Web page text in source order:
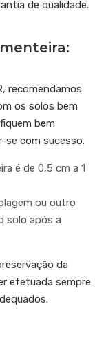
de qualidade.
recomendamos
os solos bem
bem
se com sucesso.
é de 0,5 cm a 1
ou outro
solo após a
da
efetuada sempre